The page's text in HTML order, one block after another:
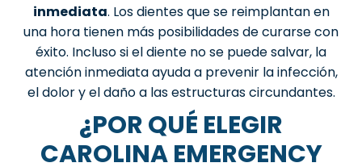
inmediata. Los dientes que se reimplantan en
una hora tienen más posibilidades de curarse con
éxito. Incluso si el diente no se puede salvar, la
atención inmediata ayuda a prevenir la infección,
el dolor y el daño a las estructuras circundantes.
¿POR QUÉ ELEGIR
CAROLINA EMERGENCY